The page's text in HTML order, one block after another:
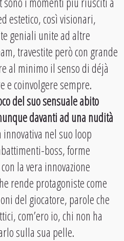
estetico, così visionari,
geniali unite ad altre
travestite però con grande
al minimo il senso di déjà
e coinvolgere sempre.
del suo sensuale abito
davanti ad una nudità
nel suo loop
boss, forme
la vera innovazione
rende protagoniste come
del giocatore, parole che
com’ero io, chi non ha
sulla sua pelle.